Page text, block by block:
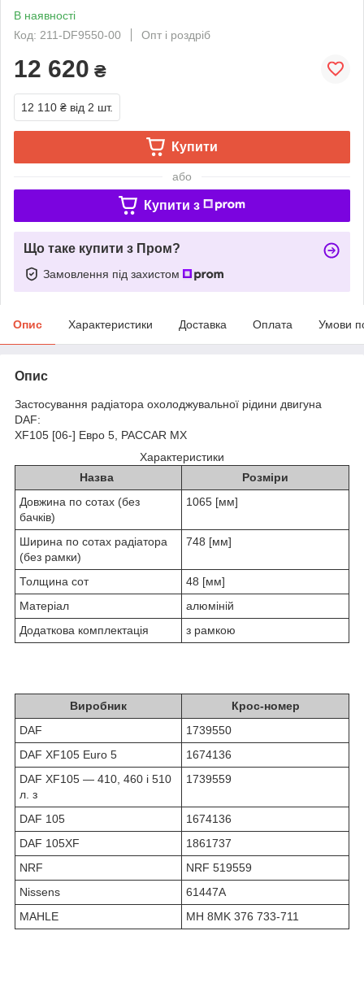
В наявності
Код: 211-DF9550-00
Опт і роздріб
12 620 ₴
12 110 ₴ від 2 шт.
Купити
або
Купити з
Що таке купити з Пром?
Замовлення під захистом
Опис Характеристики Доставка Оплата Умови
Опис
Застосування радіатора охолоджувальної рідини двигуна
DAF:
XF105 [06-] Евро 5, PACCAR MX
Характеристики
Назва
Розміри
Довжина по сотах (без
бачків)
1065 [мм]
Ширина по сотах радіатора
(без рамки)
748 [мм]
Толщина сот
48 [мм]
Матеріал
алюміній
Додаткова комплектація
з рамкою
Виробник
Крос-номер
DAF
1739550
DAF XF105 Euro 5
1674136
DAF XF105 — 410, 460 і 510
л. з
1739559
DAF 105
1674136
DAF 105XF
1861737
NRF
NRF 519559
Nissens
61447A
MAHLE
MH 8MK 376 733-711